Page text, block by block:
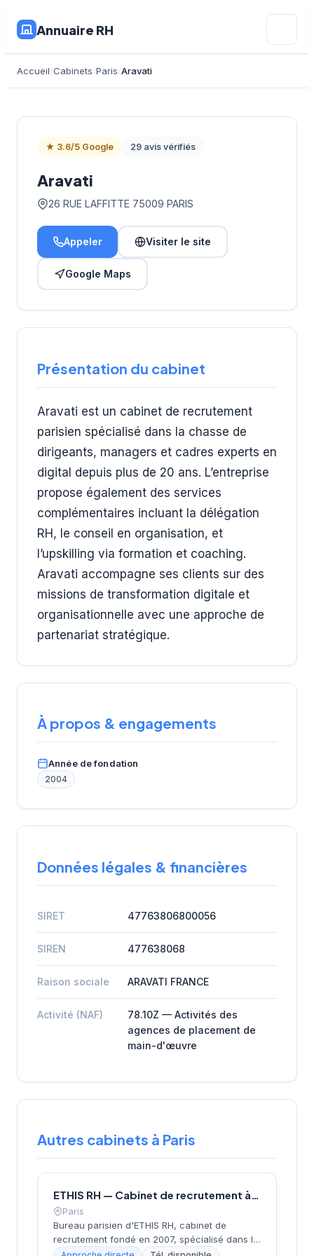
Annuaire RH
Accueil Cabinets Paris Aravati
★ 3.6/5 Google 29 avis vérifiés
Aravati
26 RUE LAFFITTE 75009 PARIS
Appeler Visiter le site
Google Maps
Présentation du cabinet
Aravati est un cabinet de recrutement
parisien spécialisé dans la chasse de
dirigeants, managers et cadres experts en
digital depuis plus de 20 ans. L’entreprise
propose également des services
complémentaires incluant la délégation
RH, le conseil en organisation, et
l’upskilling via formation et coaching.
Aravati accompagne ses clients sur des
missions de transformation digitale et
organisationnelle avec une approche de
partenariat stratégique.
À propos & engagements
Année de fondation
2004
Données légales & financières
SIRET 47763806800056
SIREN 477638068
Raison sociale ARAVATI FRANCE
Activité (NAF)
78.10Z — Activités des
agences de placement de
main-d'œuvre
Autres cabinets à Paris
ETHIS RH — Cabinet de recrutement à Paris
Paris
Bureau parisien d'ETHIS RH, cabinet de
recrutement fondé en 2007, spécialisé dans le
conseil en ressources humaines, le